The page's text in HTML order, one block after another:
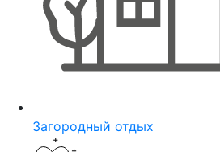
Загородный отдых